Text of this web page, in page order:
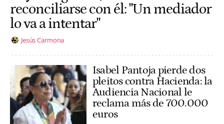
reconciliarse con él: "Un mediador
lo va a intentar"
Jesús Carmona
Isabel Pantoja pierde dos
pleitos contra Hacienda: la
Audiencia Nacional le
reclama más de 700.000
euros